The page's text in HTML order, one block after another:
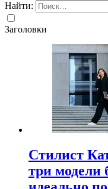
Найти:
Заголовки
Стилист
три модели